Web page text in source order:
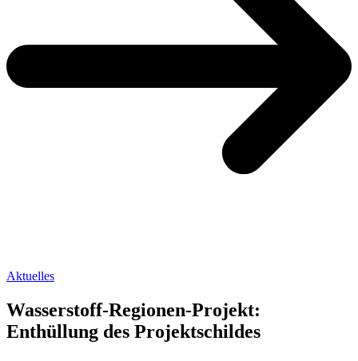
Aktuelles
Wasserstoff-Regionen-Projekt:
Enthüllung des Projektschildes